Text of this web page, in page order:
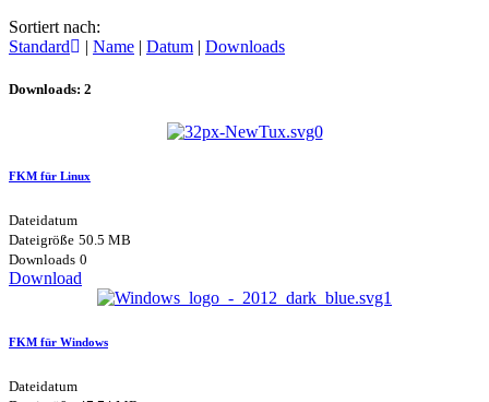
Sortiert nach:
Standard
| Name | Datum | Downloads
Downloads: 2
FKM für Linux
Dateidatum
Dateigröße 50.5 MB
Downloads 0
Download
FKM für Windows
Dateidatum